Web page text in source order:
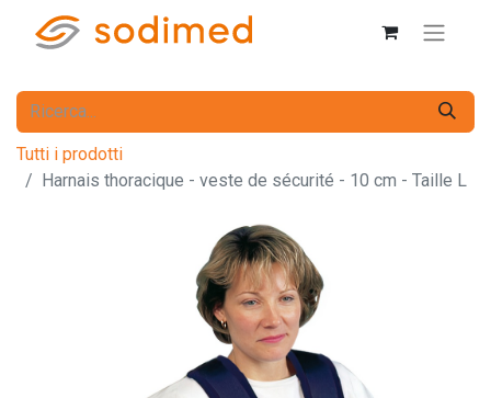
Tutti i prodotti
Harnais thoracique - veste de sécurité - 10 cm - Taille L